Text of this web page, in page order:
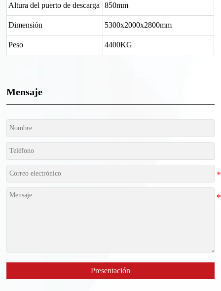
Altura del puerto de descarga 850mm
Dimensión 5300x2000x2800mm
Peso 4400KG
Mensaje
Presentación